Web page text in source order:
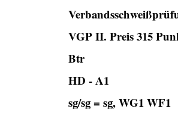
VGP II. Preis 315
Btr
HD - A1
sg/sg = sg, WG1 WF1